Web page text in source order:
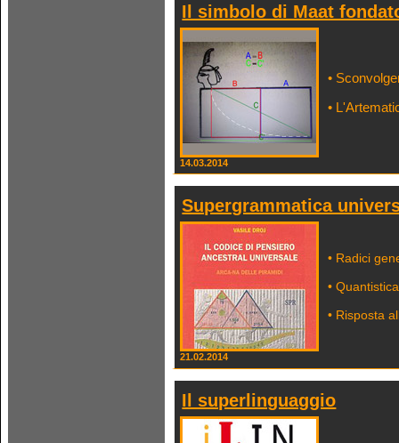
Il simbolo di Maat
•
•
14.03.2014
Supergrammatica
• Radici
•
• Risposta
21.02.2014
Il superlinguaggio